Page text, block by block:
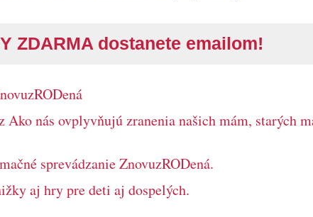
ZDARMA dostanete emailom!
nás ovplyvňujú zranenia našich mám, starých
sprevádzanie ZnovuzRODená.
aj hry pre deti aj dospelých.